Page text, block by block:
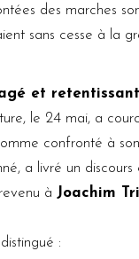
des marches
sans cesse à la
et retentissant
le 24 mai, a
confronté à
a livré un
à Joachim
: